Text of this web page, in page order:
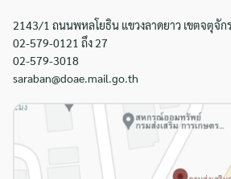
2143/1 ถนนพหลโยธิน แขวงลาดยาว เขตจตุจัก
02-579-0121 ถึง 27
02-579-3018
saraban@doae.mail.go.th